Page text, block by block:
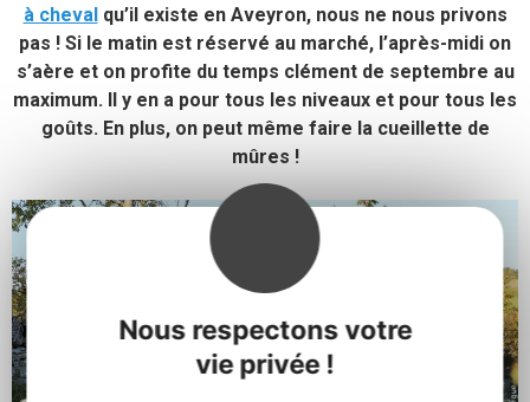
Nous respectons votre
vie privée !
à chevalqu’il existe en Aveyron, nous ne nous privons
pas ! Si le matin est réservé au marché, l’après-midi on
s’aère et on profite du temps clément de septembre au
maximum. Il y en a pour tous les niveaux et pour tous les
goûts. En plus, on peut même faire la cueillette de
mûres !